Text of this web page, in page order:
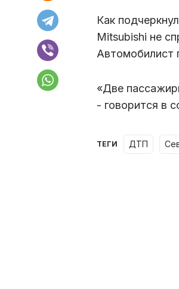
Как
Mitsubishi не
Автомобилист
«Две
- говорится в
ТЕГИ ДТП